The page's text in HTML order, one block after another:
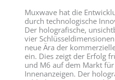
Muxwave hat die
durch technologische
Der holografische,
vier
neue Ära der
ein. Dies zeigt der Erfolg
und M6 auf dem Markt
Innenanzeigen. Der